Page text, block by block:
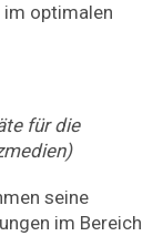
optimalen
für die
seine
im Bereich